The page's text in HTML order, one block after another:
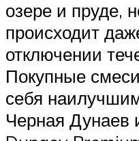
озере и пруде,
происходит
отключении
Покупные
себя
Черная